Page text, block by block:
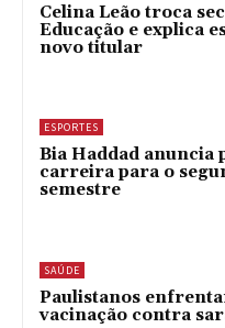
Celina Leão troca
Educação e explica
novo titular
ESPORTES
Bia Haddad anuncia
carreira para o
semestre
SAÚDE
Paulistanos
vacinação contra